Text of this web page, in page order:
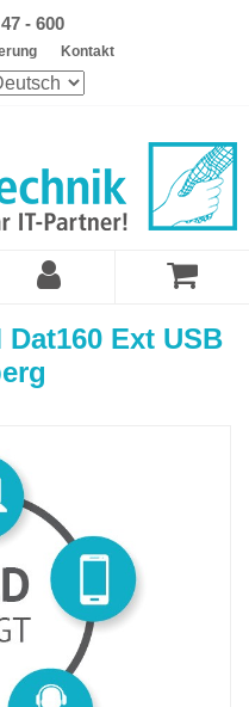
- 600
Kontakt
Ext USB